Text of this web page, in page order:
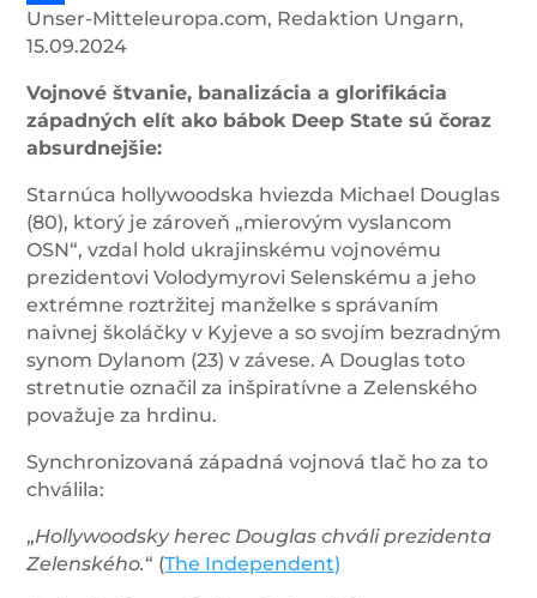
Link
Share
Unser-Mitteleuropa.com, Redaktion Ungarn,
15.09.2024
Vojnové štvanie, banalizácia a glorifikácia
západných elít ako bábok Deep State sú čoraz
absurdnejšie:
Starnúca hollywoodska hviezda Michael Douglas
(80), ktorý je zároveň „mierovým vyslancom
OSN“, vzdal hold ukrajinskému vojnovému
prezidentovi Volodymyrovi Selenskému a jeho
extrémne roztržitej manželke s správaním
naivnej školáčky v Kyjeve a so svojím bezradným
synom Dylanom (23) v závese. A Douglas toto
stretnutie označil za inšpiratívne a Zelenského
považuje za hrdinu.
Synchronizovaná západná vojnová tlač ho za to
chválila:
„Hollywoodsky herec Douglas chváli prezidenta
Zelenského.“ (The Independent)